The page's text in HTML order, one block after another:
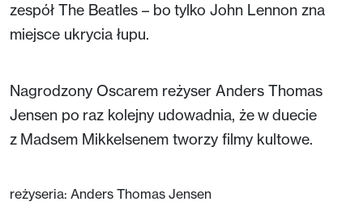
zespół The Beatles – bo tylko John Lennon zna
miejsce ukrycia łupu.
Nagrodzony Oscarem reżyser Anders Thomas
Jensen po raz kolejny udowadnia, że w duecie
z Madsem Mikkelsenem tworzy filmy kultowe.
reżyseria: Anders Thomas Jensen